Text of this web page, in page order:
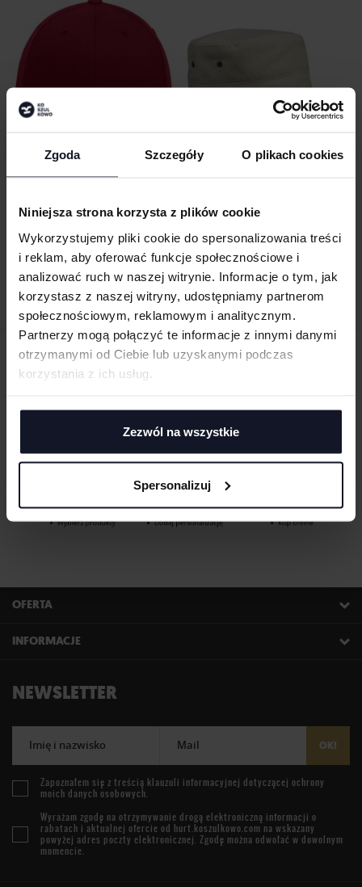
Zgoda Szczegóły O plikach cookies
Niniejsza strona korzysta z plików cookie
Wykorzystujemy pliki cookie do spersonalizowania treści
i reklam, aby oferować funkcje społecznościowe i
analizować ruch w naszej witrynie. Informacje o tym, jak
korzystasz z naszej witryny, udostępniamy partnerom
społecznościowym, reklamowym i analitycznym.
Partnerzy mogą połączyć te informacje z innymi danymi
otrzymanymi od Ciebie lub uzyskanymi podczas
korzystania z ich usług.
Zezwól na wszystkie
Spersonalizuj
6 PANEL ORIGINAL FLEXFIT® CAP
DAIBER
Od 40.31 zł netto
MILITARY CAP
DAIBER
ZAMÓW PRODUKTY ZE ZNAKOWANIEM
OFERTA
INFORMACJE
NEWSLETTER
Imię i nazwisko Mail OK!
Zapoznałem się z treścią klauzuli informacyjnej dotyczącej ochrony
moich danych osobowych.
Wyrażam zgodę na otrzymywanie drogą elektroniczną informacji o
rabatach i aktualnej ofercie od hurt.koszulkowo.com na wskazany
powyżej adres poczty elektronicznej. Zgodę można odwołać w dowolnym
momencie.